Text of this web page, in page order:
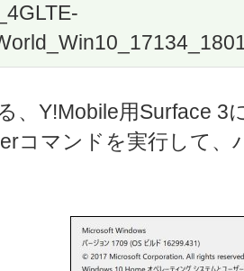
、Y!Mobile用Surface 3
コマンドを実行して